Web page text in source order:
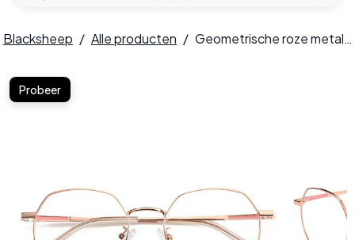
Blacksheep / Alle producten / Geometrische roze metalen bril #BS0406-0091
Probeer